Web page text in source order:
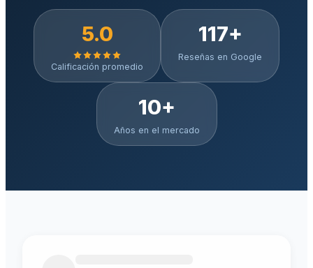
5.0
Calificación promedio
117+
Reseñas en Google
10+
Años en el mercado